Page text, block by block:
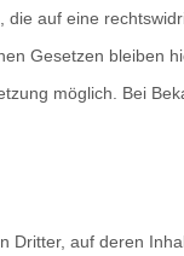
auf eine
Gesetzen bleiben
möglich. Bei
Dritter, auf deren